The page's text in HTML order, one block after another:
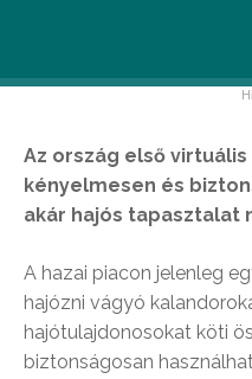
Az ország első
kényelmesen és
akár hajós tapasztalat
A hazai piacon jelenleg
hajózni vágyó
hajótulajdonosokat köti
biztonságosan